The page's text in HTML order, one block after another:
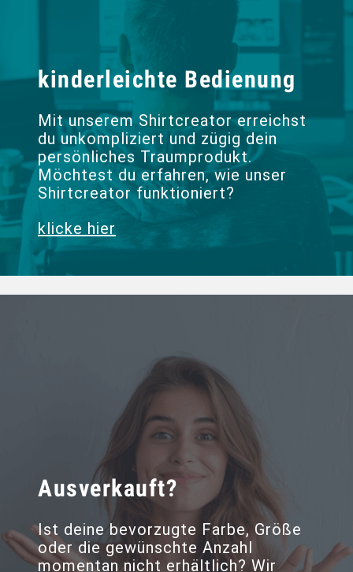
kinderleichte Bedienung
Mit unserem Shirtcreator erreichst
du unkompliziert und zügig dein
persönliches Traumprodukt.
Möchtest du erfahren, wie unser
Shirtcreator funktioniert?
klicke hier
Ausverkauft?
Ist deine bevorzugte Farbe, Größe
oder die gewünschte Anzahl
momentan nicht erhältlich? Wir